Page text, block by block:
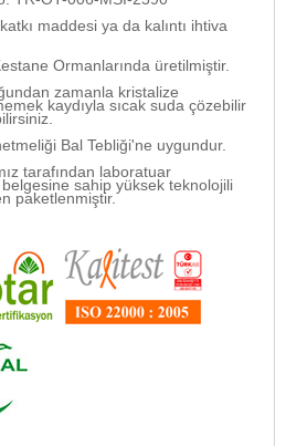
maddesi ya da kalıntı ihtiva
Ormanlarında üretilmiştir.
zamanla kristalize
kaydıyla sıcak suda çözebilir
Bal Tebliği'ne uygundur.
tarafından laboratuar
sahip yüksek teknolojili
paketlenmiştir.